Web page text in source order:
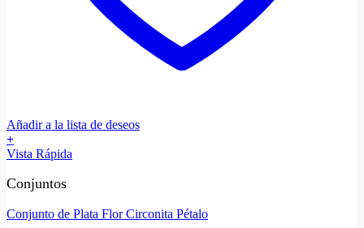
Añadir a la lista de deseos
+
Vista Rápida
Conjuntos
Conjunto de Plata Flor Circonita Pétalo